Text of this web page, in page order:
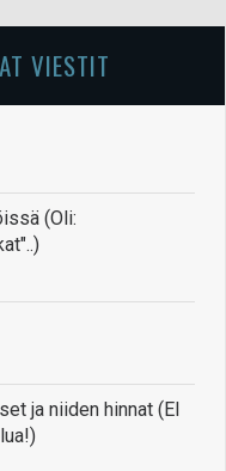
VIESTIT
(Oli:
ja niiden hinnat (EI